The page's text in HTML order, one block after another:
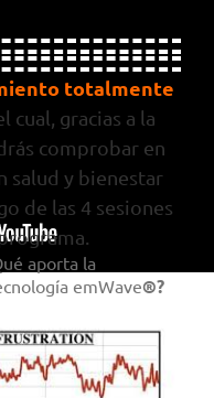
totalmente
cual, gracias a la
comprobar en
salud y bienestar
de las 4 sesiones
aporta la
emWave®?